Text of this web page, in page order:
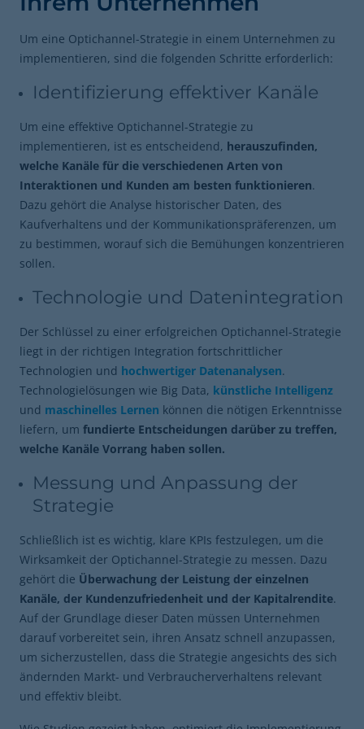
Um eine Optichannel-Strategie in einem Unternehmen zu
implementieren, sind die folgenden Schritte erforderlich:
Identifizierung effektiver Kanäle
Um eine effektive Optichannel-Strategie zu
implementieren, ist es entscheidend, herauszufinden,
welche Kanäle für die verschiedenen Arten von
Interaktionen und Kunden am besten funktionieren.
Dazu gehört die Analyse historischer Daten, des
Kaufverhaltens und der Kommunikationspräferenzen, um
zu bestimmen, worauf sich die Bemühungen konzentrieren
sollen.
Technologie und Datenintegration
Der Schlüssel zu einer erfolgreichen Optichannel-Strategie
liegt in der richtigen Integration fortschrittlicher
Technologien und hochwertiger Datenanalysen.
Technologielösungen wie Big Data, künstliche Intelligenz
und maschinelles Lernen können die nötigen Erkenntnisse
liefern, um fundierte Entscheidungen darüber zu treffen,
welche Kanäle Vorrang haben sollen.
Messung und Anpassung der
Strategie
Schließlich ist es wichtig, klare KPIs festzulegen, um die
Wirksamkeit der Optichannel-Strategie zu messen. Dazu
gehört die Überwachung der Leistung der einzelnen
Kanäle, der Kundenzufriedenheit und der Kapitalrendite.
Auf der Grundlage dieser Daten müssen Unternehmen
darauf vorbereitet sein, ihren Ansatz schnell anzupassen,
um sicherzustellen, dass die Strategie angesichts des sich
ändernden Markt- und Verbraucherverhaltens relevant
und effektiv bleibt.